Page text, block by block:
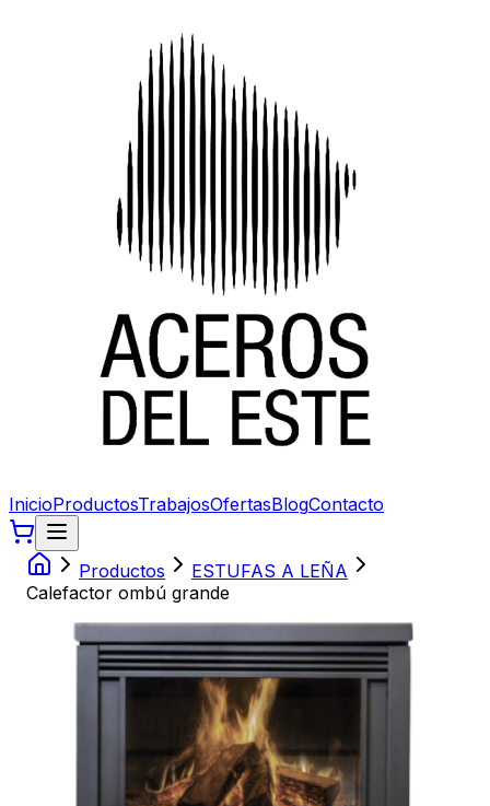
InicioProductosTrabajosOfertasBlogContacto
Productos
ESTUFAS A LEÑA
Calefactor ombú grande